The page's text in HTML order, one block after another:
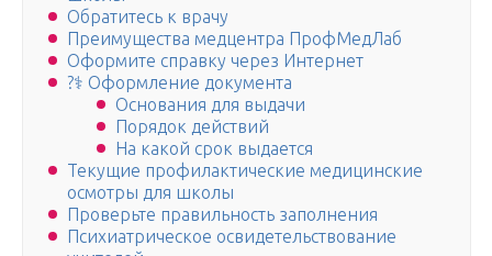
Обратитесь к врачу
Преимущества медцентра ПрофМедЛаб
Оформите справку через Интернет
?‍⚕️ Оформление документа
Основания для выдачи
Порядок действий
На какой срок выдается
Текущие профилактические медицинские
осмотры для школы
Проверьте правильность заполнения
Психиатрическое освидетельствование